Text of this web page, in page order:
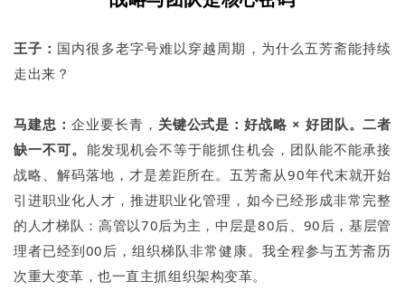
王子： 国内很多老字号难以穿越周期，为什么五芳斋能持续
走出来？
马建忠： 企业要长青， 关键公式是：好战略 × 好团队。二者
缺一不可。 能发现机会不等于能抓住机会，团队能不能承接
战略、解码落地，才是差距所在。五芳斋从90年代末就开始
引进职业化人才，推进职业化管理，如今已经形成非常完整
的人才梯队：高管以70后为主，中层是80后、90后，基层管
理者已经到00后，组织梯队非常健康。我全程参与五芳斋历
次重大变革，也一直主抓组织架构变革。